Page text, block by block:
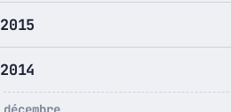
2015
2014